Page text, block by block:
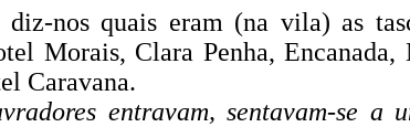
diz-nos quais eram (na vila) as
Morais, Clara Penha, Encanada,
Caravana.
entravam, sentavam-se a